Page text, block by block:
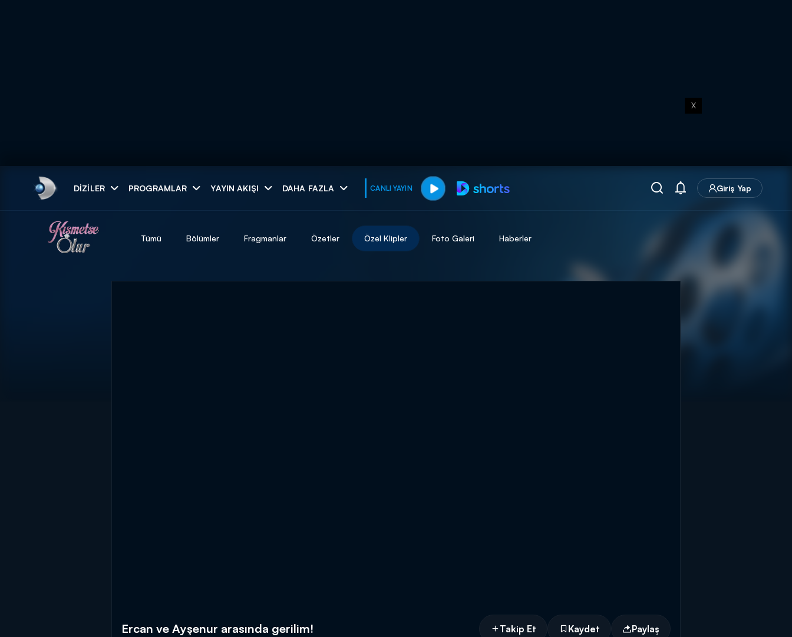
X
DIZILER PROGRAMLAR YAYIN AKIŞI DAHA FAZLA CANLI YAYIN Giriş Yap
muhteşem ikili
Tümü Bölümler Fragmanlar Özetler Özel Klipler Foto Galeri Haberler
Ercan ve Ayşenur arasında gerilim! Takip Et Kaydet Paylaş